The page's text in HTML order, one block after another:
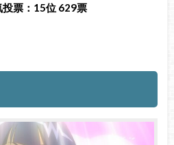
票：15位 629票